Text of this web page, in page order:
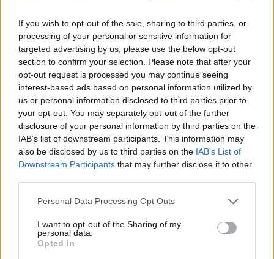
If you wish to opt-out of the sale, sharing to third parties, or
processing of your personal or sensitive information for
targeted advertising by us, please use the below opt-out
section to confirm your selection. Please note that after your
opt-out request is processed you may continue seeing
interest-based ads based on personal information utilized by
us or personal information disclosed to third parties prior to
your opt-out. You may separately opt-out of the further
disclosure of your personal information by third parties on the
IAB’s list of downstream participants. This information may
also be disclosed by us to third parties on the IAB’s List of
Downstream Participants that may further disclose it to other
Personal Data Processing Opt Outs
I want to opt-out of the Sharing of my
personal data.
Opted In
tengerentúli bankok vártnál kedvezőbb
gyorsjelentéseire fókuszáltak. Az európai tőzsdék
mérsékelt pluszban járnak, a tengerentúli tőzsdék
a kezdeti emelkedést követően lefordultak. A BUX
enyhe pluszban, a csütörtöki záróértéke
közelében fejezte be a hét utolsó napját.
2018. április 13. 17:30 Megosztás A zárásra elolvadtak a
pluszok a magyar tőzsdén A pénteki zárásra a lefordult a
magyar tőzsde, a BUX 7 milliárd forintos forgalom és 21
KEDVES OLVASÓNK!
A keresett cikk a portfolio.hu hírarchívumához